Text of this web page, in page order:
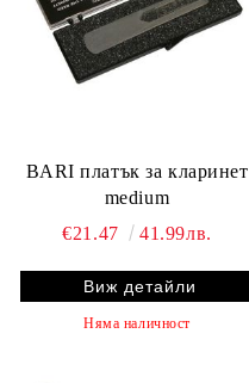
BARI платък за кларинет
medium
€21.47
41.99лв.
Виж детайли
Няма наличност